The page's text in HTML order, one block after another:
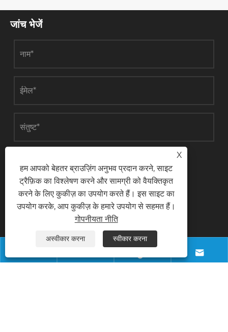
जांच भेजें
जमा करना

X
हम आपको बेहतर ब्राउज़िंग अनुभव प्रदान करने, साइट
ट्रैफ़िक का विश्लेषण करने और सामग्री को वैयक्तिकृत
करने के लिए कुकीज़ का उपयोग करते हैं। इस साइट का
उपयोग करके, आप कुकीज़ के हमारे उपयोग से सहमत हैं।
गोपनीयता नीति
अस्वीकार करना स्वीकार करना